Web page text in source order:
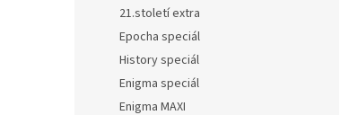
21.století extra
Epocha speciál
History speciál
Enigma speciál
Enigma MAXI